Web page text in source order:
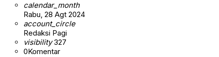
calendar_month
Rabu, 28 Agt 2024
account_circle
Redaksi Pagi
visibility327
0Komentar